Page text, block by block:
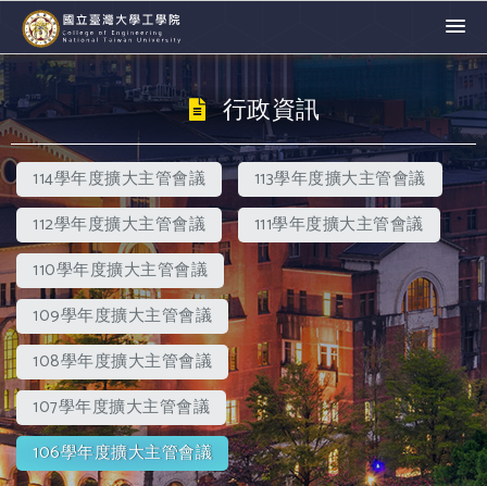
行政資訊
114學年度擴大主管會議
113學年度擴大主管會議
112學年度擴大主管會議
111學年度擴大主管會議
110學年度擴大主管會議
109學年度擴大主管會議
108學年度擴大主管會議
107學年度擴大主管會議
106學年度擴大主管會議